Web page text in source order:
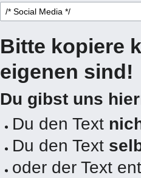
Bitte kopiere
eigenen sind!
Du gibst uns
Du den Text
Du den Text
oder der Text